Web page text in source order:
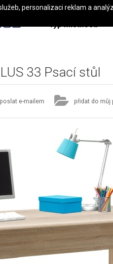
Typ místnosti
33 Psací stůl
poslat e-mailem přidat do můj
personalizaci reklam a